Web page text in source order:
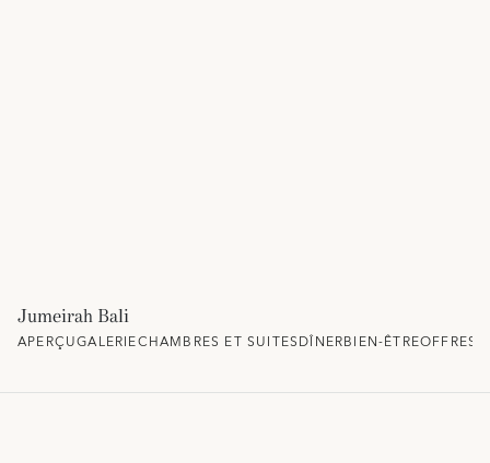
Jumeirah Bali
APERÇUGALERIECHAMBRES ET SUITESDÎNERBIEN-ÊTREOFFRES